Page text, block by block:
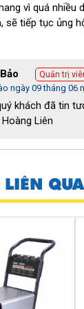
đi kèm của
gần tùy thuộc
chỉnh máy cũng
xe Palada PD
và hạn chế tối
vì quá nhiều
sẽ tiếp tục ủng
Quản trị
ngày 09 tháng 06
khách đã tin
Liên